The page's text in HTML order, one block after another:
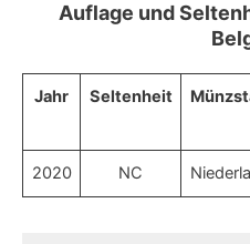
Auflage und
Jahr Seltenheit
2020 NC